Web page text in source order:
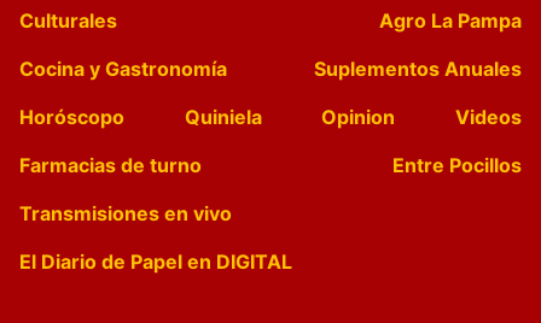
Culturales
Agro La Pampa
Cocina y Gastronomía
Suplementos Anuales
Horóscopo
Quiniela Opinion
Videos
Farmacias de turno
Entre Pocillos
Transmisiones en vivo
El Diario de Papel en DIGITAL